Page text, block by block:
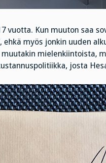
vuotta. Kun muuton saa
ehkä myös jonkin uuden
mielenkiintoista,
josta